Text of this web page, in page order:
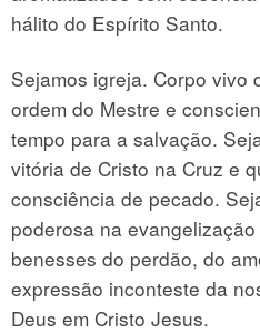
hálito do Espírito Santo.
Sejamos igreja. Corpo vivo
ordem do Mestre e
tempo para a salvação.
vitória de Cristo na Cruz e
consciência de pecado.
poderosa na
benesses do perdão, do
expressão inconteste da
Deus em Cristo Jesus.